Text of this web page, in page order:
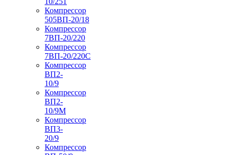
Компрессор
505ВП-20/18
Компрессор
7ВП-20/220
Компрессор
7ВП-20/220С
Компрессор
ВП2-
10/9
Компрессор
ВП2-
10/9М
Компрессор
ВП3-
20/9
Компрессор